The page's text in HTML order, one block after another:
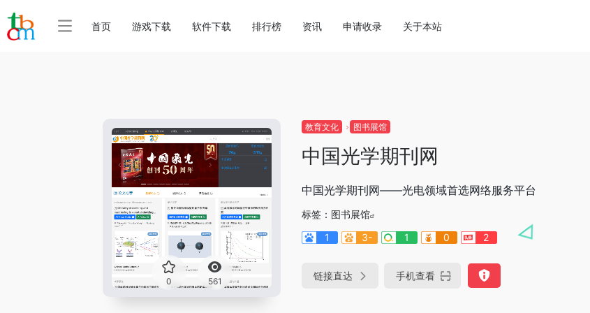
首页 游戏下载 软件下载 排行榜 资讯 申请收录 关于本站
0 561
教育文化 图书展馆
中国光学期刊网
中国光学期刊网——光电领域首选网络服务平台
标签： 图书展馆
1
3- 1 0 2
链接直达 手机查看